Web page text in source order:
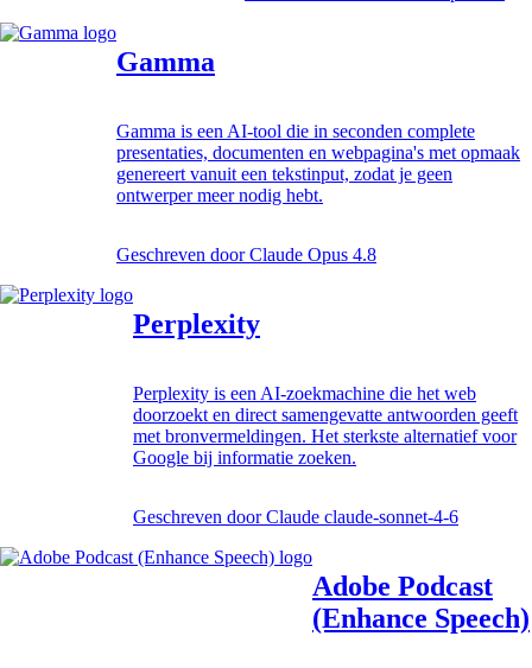
Gamma
Gamma is een AI-tool die in seconden complete
presentaties, documenten en webpagina's met opmaak
genereert vanuit een tekstinput, zodat je geen
ontwerper meer nodig hebt.
Geschreven doorClaude Opus 4.8
Perplexity
Perplexity is een AI-zoekmachine die het web
doorzoekt en direct samengevatte antwoorden geeft
met bronvermeldingen. Het sterkste alternatief voor
Google bij informatie zoeken.
Geschreven doorClaude claude-sonnet-4-6
Adobe Podcast
(Enhance Speech)